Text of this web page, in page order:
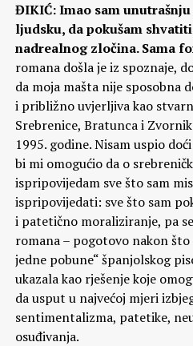
ĐIKIĆ:Imao sam
ljudsku, da pokušam
nadrealnog zločina. Sama
romana došla je iz spoznaje,
da moja mašta nije sposobna
i približno uvjerljiva kao
Srebrenice, Bratunca i
1995. godine. Nisam uspio
bi mi omogućio da o
ispripovijedam sve što sam
ispripovijedati: sve što sam
i patetično moraliziranje, pa
romana – pogotovo nakon
jedne pobune“ španjolskog
ukazala kao rješenje koje
da usput u najvećoj mjeri
sentimentalizma, patetike,
osuđivanja.